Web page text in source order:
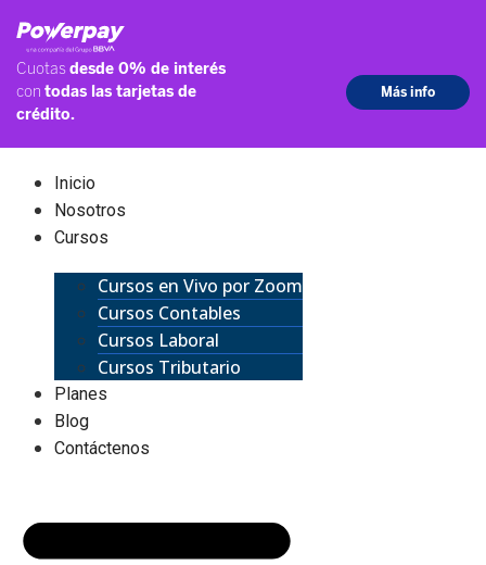
Inicio
Nosotros
Cursos
Cursos en Vivo por Zoom
Cursos Contables
Cursos Laboral
Cursos Tributario
Planes
Blog
Contáctenos